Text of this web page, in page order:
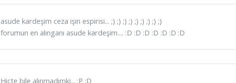
asude kardeşim ceza işin espirisi... ;) ;) ;) ;) ;) ;) ;) ;) ;)
forumun en alınganı asude kardeşim.... :D :D :D :D :D :D :D
Hiçte bile alınmadımki... :P :D